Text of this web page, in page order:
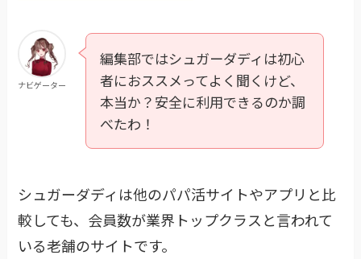
ナビゲーター
編集部ではシュガーダディは初心
者におススメってよく聞くけど、
本当か？安全に利用できるのか調
べたわ！
シュガーダディは他のパパ活サイトやアプリと比
較しても、会員数が業界トップクラスと言われて
いる老舗のサイトです。